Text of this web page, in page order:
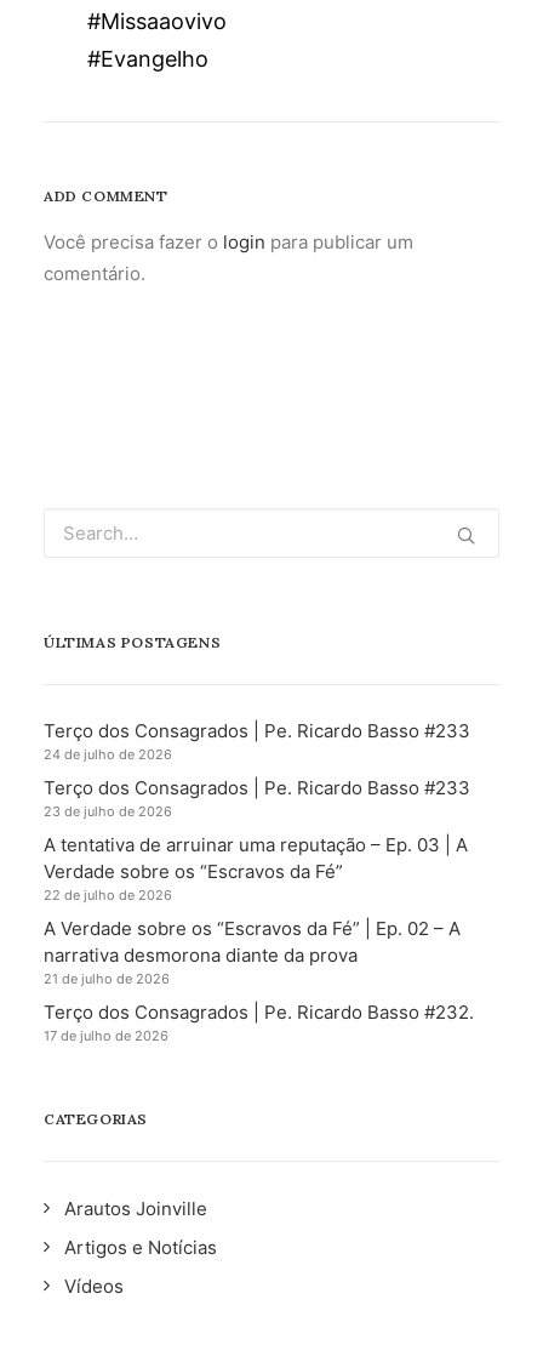
#Missaaovivo
#Evangelho
ADD COMMENT
Você precisa fazer o login para publicar um
comentário.
ÚLTIMAS POSTAGENS
Terço dos Consagrados | Pe. Ricardo Basso #233
24 de julho de 2026
Terço dos Consagrados | Pe. Ricardo Basso #233
23 de julho de 2026
A tentativa de arruinar uma reputação – Ep. 03 | A
Verdade sobre os “Escravos da Fé”
22 de julho de 2026
A Verdade sobre os “Escravos da Fé” | Ep. 02 – A
narrativa desmorona diante da prova
21 de julho de 2026
Terço dos Consagrados | Pe. Ricardo Basso #232.
17 de julho de 2026
CATEGORIAS
Arautos Joinville
Artigos e Notícias
Vídeos